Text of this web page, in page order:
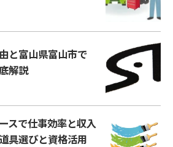
と富山県富山市で
解説
スで仕事効率と収入
具選びと資格活用